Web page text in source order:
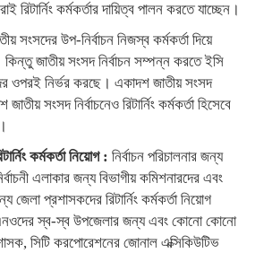
রিটার্নিং কর্মকর্তার দায়িত্ব পালন করতে যাচ্ছেন।
সংসদের উপ-নির্বাচন নিজস্ব কর্মকর্তা দিয়ে
জাতীয় সংসদ নির্বাচন সম্পন্ন করতে ইসি
ওপরই নির্ভর করছে। একাদশ জাতীয় সংসদ
সংসদ নির্বাচনেও রিটার্নিং কর্মকর্তা হিসেবে
কর্মকর্তা নিয়োগ : নির্বাচন পরিচালনার জন্য
এলাকার জন্য বিভাগীয় কমিশনারদের এবং
জেলা প্রশাসকদের রিটার্নিং কর্মকর্তা নিয়োগ
স্ব-স্ব উপজেলার জন্য এবং কোনো কোনো
সিটি করপোরেশনের জোনাল এক্সিকিউটিভ